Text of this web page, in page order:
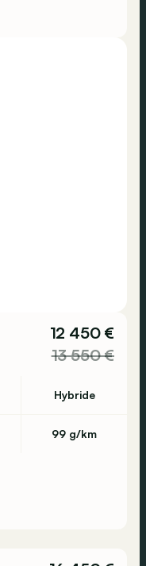
12 450 €
13 550 €
Hybride
99 g/km